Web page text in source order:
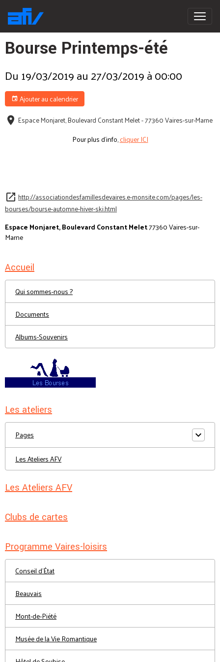
Bourse Printemps-été
Du 19/03/2019au 27/03/2019à 00:00
Ajouter au calendrier
Espace Monjaret, Boulevard Constant Melet - 77360 Vaires-sur-Marne
Pour plus d'info,cliquer ICI
http://associationdesfamillesdevaires.e-monsite.com/pages/les-
bourses/bourse-automne-hiver-ski.html
Espace Monjaret, Boulevard Constant Melet77360 Vaires-sur-
Marne
Accueil
Qui sommes-nous ?
Documents
Albums-Souvenirs
Les ateliers
Pages
Les Ateliers AFV
Les Ateliers AFV
Clubs de cartes
Programme Vaires-loisirs
Conseil d'État
Beauvais
Mont-de-Piété
Musée de la Vie Romantique